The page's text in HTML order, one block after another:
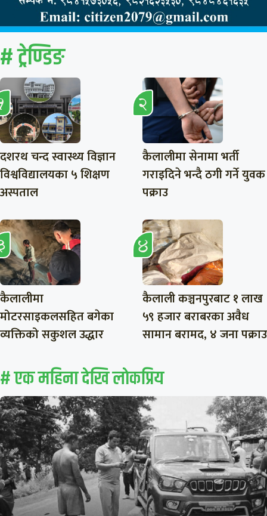
# ट्रेण्डिङ
दशरथ चन्द स्वास्थ्य विज्ञान
विश्वविद्यालयका ५ शिक्षण
अस्पताल
कैलालीमा सेनामा भर्ती
गराइदिने भन्दै ठगी गर्ने युवक
पक्राउ
कैलालीमा
मोटरसाइकलसहित बगेका
व्यक्तिको सकुशल उद्धार
कैलाली कञ्चनपुरबाट १ लाख
५९ हजार बराबरका अवैध
सामान बरामद, ४ जना पक्राउ
# एक महिना देखि लाेकप्रिय